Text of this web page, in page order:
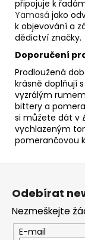
připojuje k
Yamasá jako
k objevování a
dědictví značky.
Doporučení
Prodloužená
krásně doplňují
vyzrálým
bittery a
si můžete dát v
vychlazeným
pomerančovou
Z
Odebírat
Nezmeškejte
E-mail